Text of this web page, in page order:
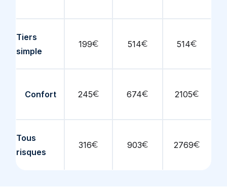
Tiers
simple
199€ 514€ 514€
Confort 245€ 674€ 2105€
Tous
risques
316€ 903€ 2769€